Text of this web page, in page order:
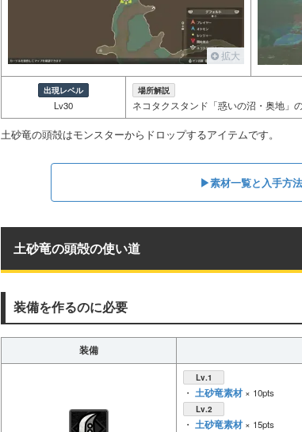
拡大
出現レベル
Lv30
場所解説
ネコタクスタンド「惑いの沼・奥地」
土砂竜の頭殻はモンスターからドロップするアイテムです。
▶︎素材一覧と入手方法
土砂竜の頭殻の使い道
装備を作るのに必要
装備
Lv.1
・ 土砂竜素材 × 10pts
Lv.2
・ 土砂竜素材 × 15pts